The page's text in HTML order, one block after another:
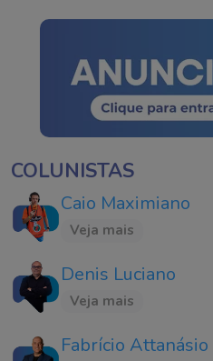
COLUNISTAS
Caio Maximiano
Veja mais
Denis Luciano
Veja mais
Fabrício Attanásio